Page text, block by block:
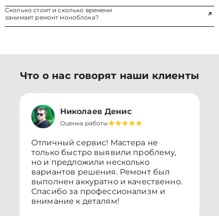
Сколько стоит и сколько времени
занимает ремонт моноблока?
Что о нас говорят наши клиенты
Николаев Денис
Оценка работы
Отличный сервис! Мастера не
только быстро выявили проблему,
но и предложили несколько
вариантов решения. Ремонт был
выполнен аккуратно и качественно.
Спасибо за профессионализм и
внимание к деталям!